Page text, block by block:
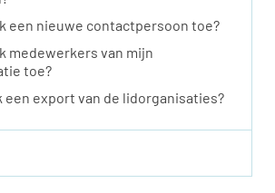
een nieuwe contactpersoon toe?
medewerkers van mijn
toe?
een export van de lidorganisaties?